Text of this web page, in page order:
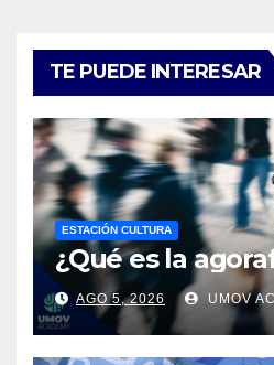
TE PUEDE INTERESAR
ESTACIÓN CULTURA
¿Qué es la
AGO 5, 2026 UMOV